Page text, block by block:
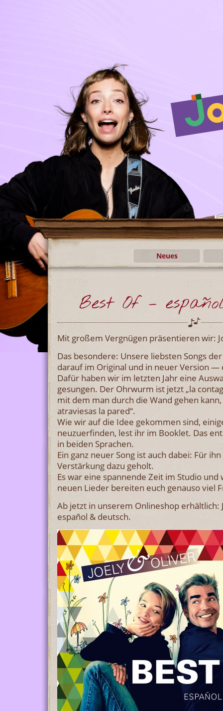
Neues
Best Of –
Mit großem Vergnügen präsentieren wir:
Das besondere: Unsere liebsten Songs
darauf im Original und in neuer Version —
Dafür haben wir im letzten Jahr eine
gesungen. Der Ohrwurm ist jetzt „la
mit dem man durch die Wand gehen
atraviesas la pared“.
Wie wir auf die Idee gekommen sind,
neuzuerfinden, lest ihr im Booklet. Das
in beiden Sprachen.
Ein ganz neuer Song ist auch dabei: Für
Verstärkung dazu geholt.
Es war eine spannende Zeit im Studio
neuen Lieder bereiten euch genauso viel
Ab jetzt in unserem Onlineshop erhältlich:
español & deutsch.